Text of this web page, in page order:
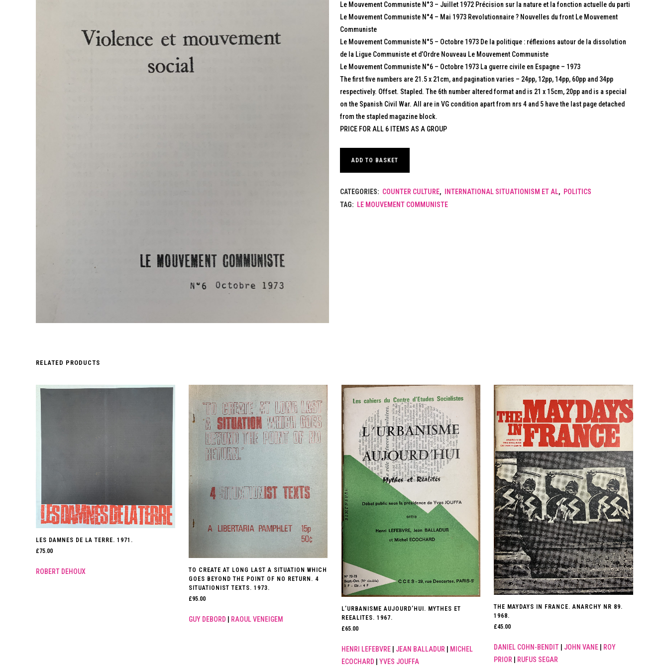
Le Mouvement Communiste N°3 – Juillet 1972 Précision sur la nature et la fonction actuelle du parti
Le Mouvement Communiste N°4 – Mai 1973 Revolutionnaire ? Nouvelles du front Le Mouvement
Communiste
Le Mouvement Communiste N°5 – Octobre 1973 De la politique : réflexions autour de la dissolution
de la Ligue Communiste et d’Ordre Nouveau Le Mouvement Communiste
Le Mouvement Communiste N°6 – Octobre 1973 La guerre civile en Espagne – 1973
The first five numbers are 21.5 x 21cm, and pagination varies – 24pp, 12pp, 14pp, 60pp and 34pp
respectively. Offset. Stapled. The 6th number altered format and is 21 x 15cm, 20pp and is a special
on the Spanish Civil War. All are in VG condition apart from nrs 4 and 5 have the last page detached
from the stapled magazine block.
PRICE FOR ALL 6 ITEMS AS A GROUP
ADD TO BASKET
CATEGORIES: COUNTER CULTURE, INTERNATIONAL SITUATIONISM ET AL, POLITICS
TAG: LE MOUVEMENT COMMUNISTE
RELATED PRODUCTS
LES DAMNES DE LA TERRE. 1971.
£75.00
ROBERT DEHOUX
TO CREATE AT LONG LAST A SITUATION WHICH
GOES BEYOND THE POINT OF NO RETURN. 4
SITUATIONIST TEXTS. 1973.
£95.00
GUY DEBORD RAOUL VENEIGEM
L’URBANISME AUJOURD’HUI. MYTHES ET
REEALITES. 1967.
£65.00
HENRI LEFEBVRE| JEAN BALLADUR
MICHEL
ECOCHARD
YVES JOUFFA
THE MAYDAYS IN FRANCE. ANARCHY NR 89.
1968.
£45.00
DANIEL COHN-BENDIT JOHN VANE
ROY
PRIOR
RUFUS SEGAR